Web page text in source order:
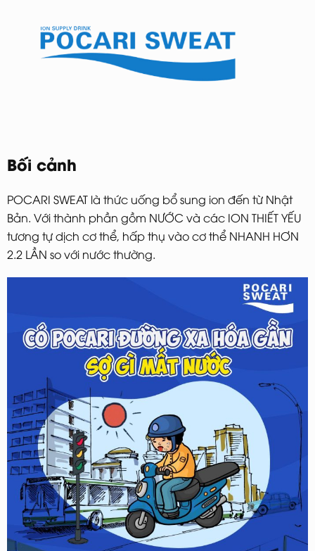
Bối cảnh
POCARI SWEAT là thức uống bổ sung ion đến từ Nhật
Bản. Với thành phần gồm NƯỚC và các ION THIẾT YẾU
tương tự dịch cơ thể, hấp thụ vào cơ thể NHANH HƠN
2.2 LẦN so với nước thường.